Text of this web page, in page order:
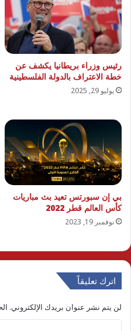
رئيس وزراء بريطانيا يكشف عن
خطة الاعتراف بالدولة الفلسطينية
يوليو 29, 2025
بي إن سبورتس تعيد بث مباريات
كأس العالم قطر 2022
نوفمبر 19, 2023
اترك تعليقاً
لن يتم نشر عنوان بريدك الإلكتروني.